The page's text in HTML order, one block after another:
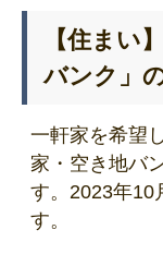
【住まい
バンク」
一軒家を希望
家・空き地バ
す。2023年10
す。